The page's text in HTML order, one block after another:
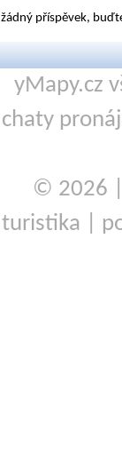
žádný příspěvek,
yMapy.cz
chaty
© 2026
turistika